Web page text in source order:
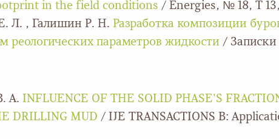
in the field conditions / Energies, № 18, Т
Л. , Галишин Р. Н. Разработка композиции
реологических параметров жидкости / Записки
А. INFLUENCE OF THE SOLID PHASE'S
DRILLING MUD / IJE TRANSACTIONS B: